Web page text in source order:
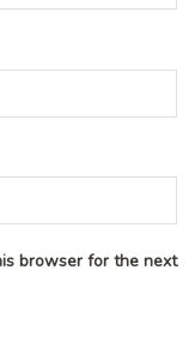
browser for the next